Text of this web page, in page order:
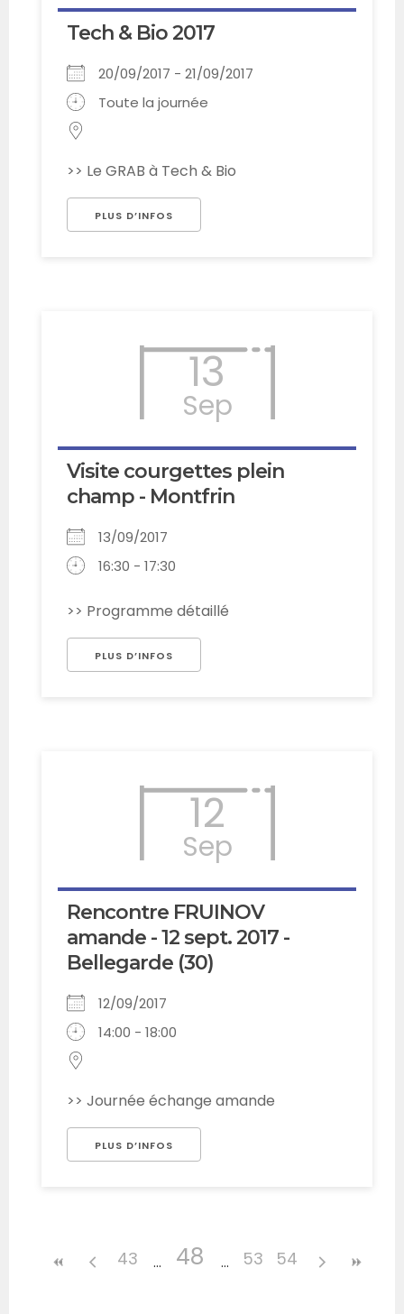
Tech & Bio 2017
20/09/2017 - 21/09/2017
Toute la journée
>> Le GRAB à Tech & Bio
PLUS D’INFOS
13
Sep
Visite courgettes plein
champ - Montfrin
13/09/2017
16:30 - 17:30
>> Programme détaillé
PLUS D’INFOS
12
Sep
Rencontre FRUINOV
amande - 12 sept. 2017 -
Bellegarde (30)
12/09/2017
14:00 - 18:00
>> Journée échange amande
PLUS D’INFOS
43 48 53 54